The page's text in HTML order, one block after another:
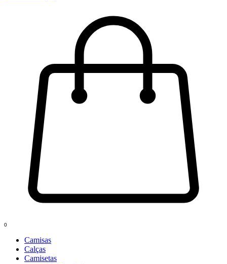
0
Camisas
Calças
Camisetas